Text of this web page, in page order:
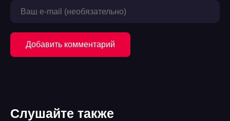
Добавить комментарий
Слушайте также